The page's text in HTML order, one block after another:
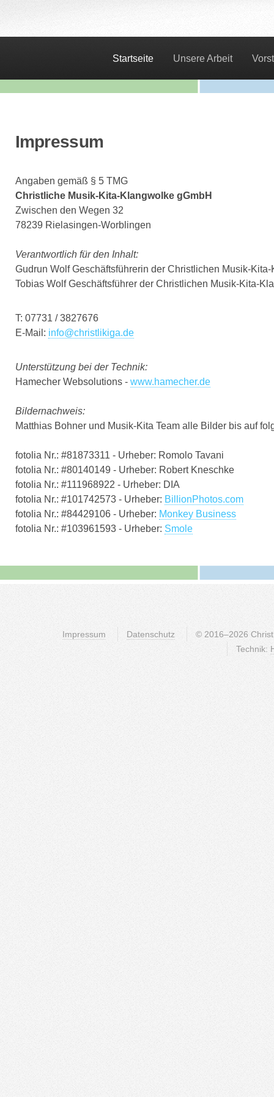
Startseite Unsere Arbeit
Impressum
Angaben gemäß § 5 TMG
Christliche Musik-Kita-Klangwolke gGmbH
Zwischen den Wegen 32
78239 Rielasingen-Worblingen
Verantwortlich für den Inhalt:
Gudrun Wolf Geschäftsführerin der Christlichen Musik-
Tobias Wolf Geschäftsführer der Christlichen Musik-Kita-
T: 07731 / 3827676
E-Mail: info@christlikiga.de
Unterstützung bei der Technik:
Hamecher Websolutions - www.hamecher.de
Bildernachweis:
Matthias Bohner und Musik-Kita Team alle Bilder bis auf
fotolia Nr.: #81873311 - Urheber: Romolo Tavani
fotolia Nr.: #80140149 - Urheber: Robert Kneschke
fotolia Nr.: #111968922 - Urheber: DIA
fotolia Nr.: #101742573 - Urheber: BillionPhotos.com
fotolia Nr.: #84429106 - Urheber: Monkey Business
fotolia Nr.: #103961593 - Urheber: Smole
Impressum Datenschutz
© 2016–2026
Technik: